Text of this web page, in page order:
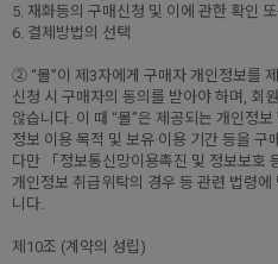
5. 재화등의 구매신청 및 이에 관한 확인
6. 결제방법의 선택
② “몰”이 제3자에게 구매자 개인정보를
신청 시 구매자의 동의를 받아야 하며, 회
않습니다. 이 때 “몰”은 제공되는 개인정
정보 이용 목적 및 보유·이용 기간 등을 구
다만 「정보통신망이용촉진 및 정보보호
개인정보 취급위탁의 경우 등 관련 법령
니다.
제10조 (계약의 성립)